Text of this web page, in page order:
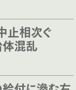
止相次ぐ
体混乱